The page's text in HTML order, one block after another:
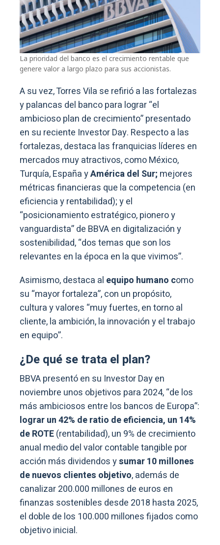
La prioridad del banco es el crecimiento rentable que
genere valor a largo plazo para sus accionistas.
A su vez, Torres Vila se refirió a las fortalezas
y palancas del banco para lograr “el
ambicioso plan de crecimiento” presentado
en su reciente Investor Day. Respecto a las
fortalezas, destaca las franquicias líderes en
mercados muy atractivos, como México,
Turquía, España yAmérica del Sur; mejores
métricas financieras que la competencia (en
eficiencia y rentabilidad); y el
“posicionamiento estratégico, pionero y
vanguardista” de BBVA en digitalización y
sostenibilidad, “dos temas que son los
relevantes en la época en la que vivimos”.
Asimismo, destaca al equipo humano como
su “mayor fortaleza”, con un propósito,
cultura y valores “muy fuertes, en torno al
cliente, la ambición, la innovación y el trabajo
en equipo”.
¿De qué se trata el plan?
BBVA presentó en su Investor Day en
noviembre unos objetivos para 2024, “de los
más ambiciosos entre los bancos de Europa”:
lograr un 42% de ratio de eficiencia, un 14%
de ROTE(rentabilidad), un 9% de crecimiento
anual medio del valor contable tangible por
acción más dividendos ysumar 10 millones
de nuevos clientes objetivo, además de
canalizar 200.000 millones de euros en
finanzas sostenibles desde 2018 hasta 2025,
el doble de los 100.000 millones fijados como
objetivo inicial.